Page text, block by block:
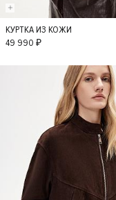
M
КУРТКА ИЗ КОЖИ
49 990 ₽